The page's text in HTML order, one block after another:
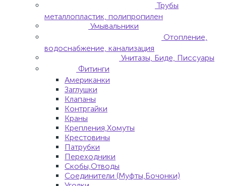
Трубы
металлопластик, полипропилен
Умывальники
Отопление,
водоснабжение, канализация
Унитазы, Биде, Писсуары
Фитинги
Американки
Заглушки
Клапаны
Контргайки
Краны
Крепления,Хомуты
Крестовины
Патрубки
Переходники
Скобы,Отводы
Соединители (Муфты,Бочонки)